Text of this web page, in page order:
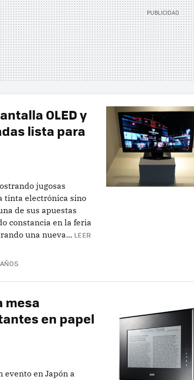
OLED y
lista para
jugosas
tinta electrónica sino
de sus apuestas
constancia en la feria
una nueva... LEER
mesa
en papel
evento en Japón a